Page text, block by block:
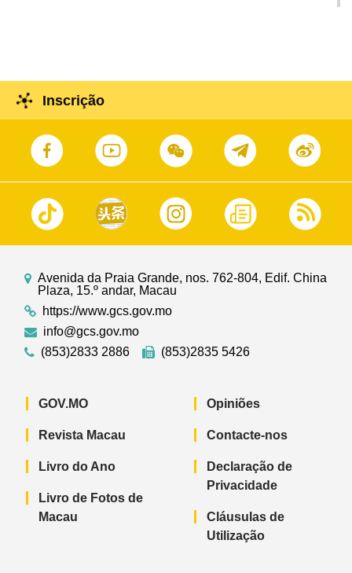
Inscrição
Avenida da Praia Grande, nos. 762-804, Edif. China
Plaza, 15.º andar, Macau
https://www.gcs.gov.mo
info@gcs.gov.mo
(853)2833 2886
(853)2835 5426
GOV.MO
Revista Macau
Livro do Ano
Livro de Fotos de
Macau
Opiniões
Contacte-nos
Declaração de
Privacidade
Cláusulas de
Utilização